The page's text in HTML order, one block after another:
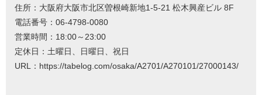
住所：大阪府大阪市北区曽根崎新地1-5-21 松木興産ビル 8F
電話番号：06-4798-0080
営業時間：18:00～23:00
定休日：土曜日、日曜日、祝日
URL：https://tabelog.com/osaka/A2701/A270101/27000143/